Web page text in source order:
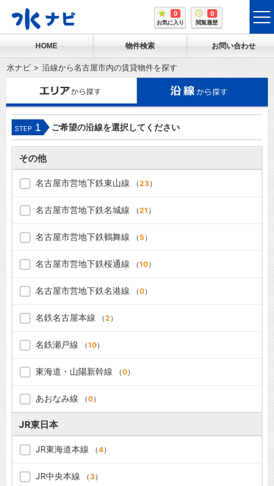
0
お気に入り
0
閲覧履歴
HOME 物件検索 お問い合わせ
水ナビ 沿線から名古屋市内の賃貸物件を探す
STEP 1 ご希望の沿線を選択してください
その他
名古屋市営地下鉄東山線 （23）
名古屋市営地下鉄名城線 （21 ）
名古屋市営地下鉄鶴舞線 （ 5 ）
名古屋市営地下鉄桜通線 （10）
名古屋市営地下鉄名港線 （0）
名鉄名古屋本線 （2 ）
名鉄瀬戸線 （10）
東海道・山陽新幹線 （0）
あおなみ線 （0）
JR東日本
JR東海道本線 （4）
JR中央本線 （3）